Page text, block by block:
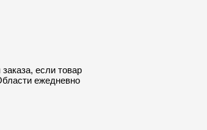
, если товар
ежедневно